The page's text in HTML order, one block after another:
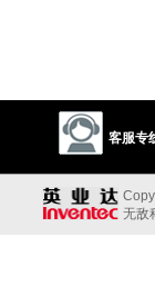
v.
▸dig
客服专
无敌